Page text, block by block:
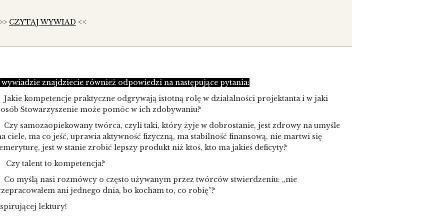
>> CZYTAJ WYWIAD <<
wywiadzie znajdziecie również odpowiedzi na następujące pytania:
Jakie kompetencje praktyczne odgrywają istotną rolę w działalności projektanta i w jaki
Stowarzyszenie może pomóc w ich zdobywaniu?
Czy samozaopiekowany twórca, czyli taki, który żyje w dobrostanie, jest zdrowy na umyśle
ciele, ma co jeść, uprawia aktywność fizyczną, ma stabilność finansową, nie martwi się
jest w stanie zrobić lepszy produkt niż ktoś, kto ma jakieś deficyty?
Czy talent to kompetencja?
Co myślą nasi rozmówcy o często używanym przez twórców stwierdzeniu: „nie
ani jednego dnia, bo kocham to, co robię”?
lektury!